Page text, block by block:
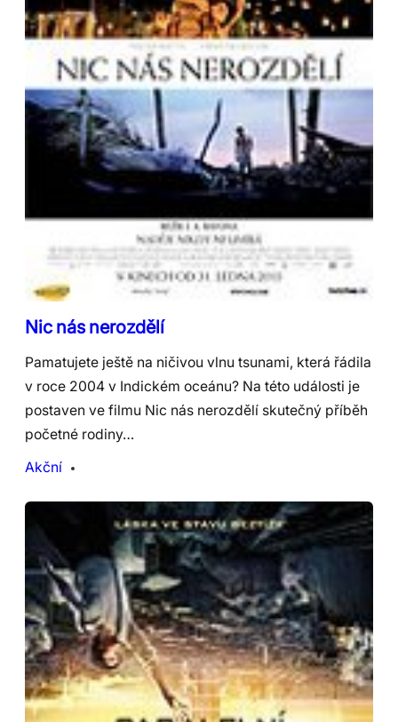
Nic nás nerozdělí
Pamatujete ještě na ničivou vlnu tsunami, která řádila
v roce 2004 v Indickém oceánu? Na této události je
postaven ve filmu Nic nás nerozdělí skutečný příběh
početné rodiny…
Akční